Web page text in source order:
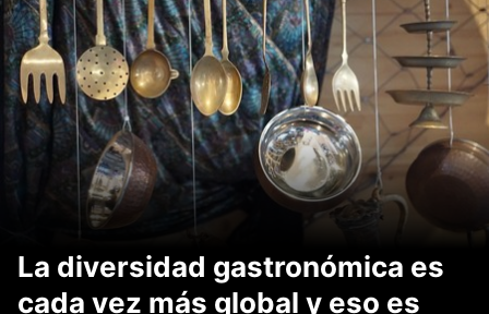
La diversidad gastronómica es
cada vez más global y eso es